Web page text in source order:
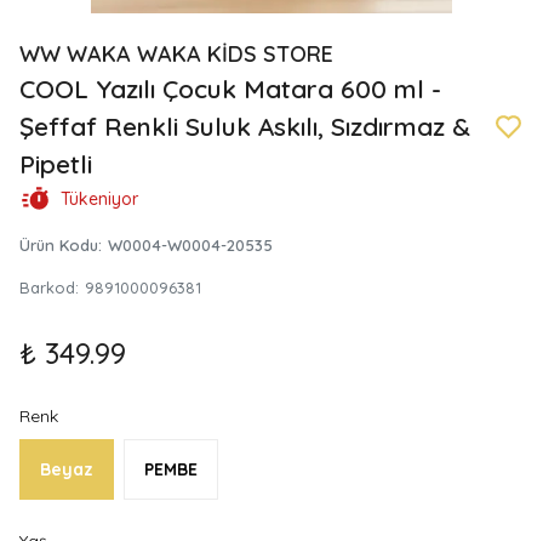
WW WAKA WAKA KİDS STORE
COOL Yazılı Çocuk Matara 600 ml -
Şeffaf Renkli Suluk Askılı, Sızdırmaz &
Pipetli
Tükeniyor
Ürün Kodu: W0004-W0004-20535
Barkod: 9891000096381
₺ 349.99
Renk
Beyaz PEMBE